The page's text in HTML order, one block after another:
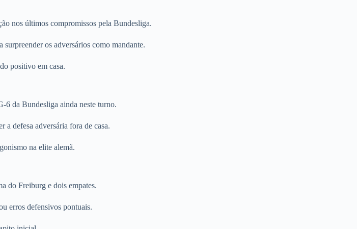
nos últimos compromissos pela Bundesliga.
os adversários como mandante.
positivo em casa.
6 da Bundesliga ainda neste turno.
defesa adversária fora de casa.
na elite alemã.
do Freiburg e dois empates.
erros defensivos pontuais.